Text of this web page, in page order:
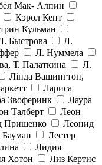
Мак- Алпин
Кэрол Кент
Кульман
Быстрова
Л.
Л. Нуммела
Т. Палаткина
Л.
Лінда Вашингтон,
Лариса
Звоферинк
Лаура
Талберт
Леон
Прищенко
Леонид
Бауман
Лестер
Лидия
Хотон
Лиз Кертис